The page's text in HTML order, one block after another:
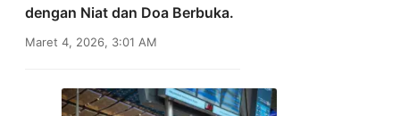
dengan Niat dan Doa Berbuka.
Maret 4, 2026, 3:01 AM